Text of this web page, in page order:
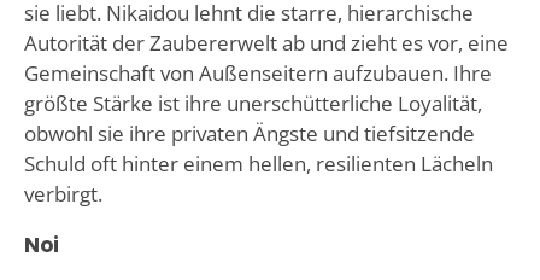
sie liebt. Nikaidou lehnt die starre, hierarchische
Autorität der Zaubererwelt ab und zieht es vor, eine
Gemeinschaft von Außenseitern aufzubauen. Ihre
größte Stärke ist ihre unerschütterliche Loyalität,
obwohl sie ihre privaten Ängste und tiefsitzende
Schuld oft hinter einem hellen, resilienten Lächeln
verbirgt.
Noi